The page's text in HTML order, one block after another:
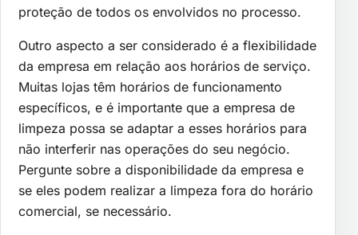
proteção de todos os envolvidos no processo.
Outro aspecto a ser considerado é a flexibilidade
da empresa em relação aos horários de serviço.
Muitas lojas têm horários de funcionamento
específicos, e é importante que a empresa de
limpeza possa se adaptar a esses horários para
não interferir nas operações do seu negócio.
Pergunte sobre a disponibilidade da empresa e
se eles podem realizar a limpeza fora do horário
comercial, se necessário.